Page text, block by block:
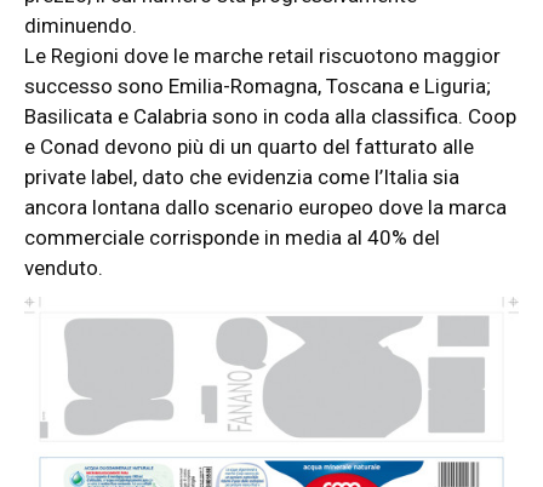
diminuendo.
Le Regioni dove le marche retail riscuotono maggior
successo sono Emilia-Romagna, Toscana e Liguria;
Basilicata e Calabria sono in coda alla classifica. Coop
e Conad devono più di un quarto del fatturato alle
private label, dato che evidenzia come l’Italia sia
ancora lontana dallo scenario europeo dove la marca
commerciale corrisponde in media al 40% del
venduto.